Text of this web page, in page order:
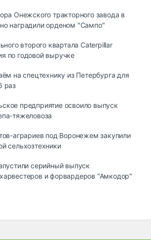
Онежского тракторного завода в
наградили орденом "Сампо"
второго квартала Caterpillar
по годовой выручке
на спецтехнику из Петербурга для
раз
предприятие освоило выпуск
тяжеловоза
аграриев под Воронежем закупили
сельхозтехники
серийный выпуск
и форвардеров "Амкодор"